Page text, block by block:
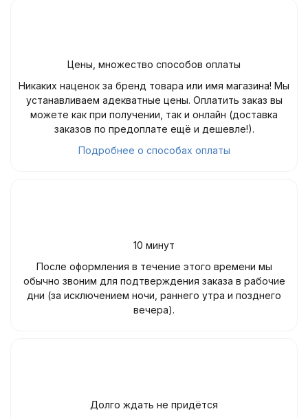
Цены, множество способов оплаты
Никаких наценок за бренд товара или имя магазина! Мы
устанавливаем адекватные цены. Оплатить заказ вы
можете как при получении, так и онлайн (доставка
заказов по предоплате ещё и дешевле!).
Подробнее о способах оплаты
10 минут
После оформления в течение этого времени мы
обычно звоним для подтверждения заказа в рабочие
дни (за исключением ночи, раннего утра и позднего
вечера).
Долго ждать не придётся